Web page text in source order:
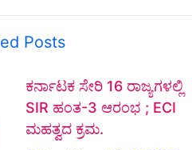
Posts
ಕರ್ನಾಟಕ ಸೇರಿ 16 ರಾಜ್ಯಗಳಲ್ಲಿ
SIR ಹಂತ-3 ಆರಂಭ ; ECI
ಮಹತ್ವದ ಕ್ರಮ.